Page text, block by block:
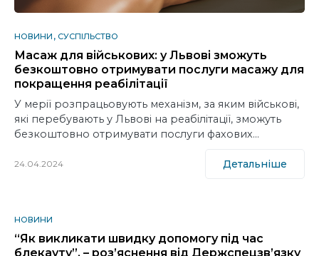
НОВИНИ СУСПІЛЬСТВО
Масаж для військових: у Львові зможуть
безкоштовно отримувати послуги масажу для
покращення реабілітації
У мерії розпрацьовують механізм, за яким військові,
які перебувають у Львові на реабілітації, зможуть
безкоштовно отримувати послуги фахових…
24.04.2024 Детальніше
НОВИНИ
“Як викликати швидку допомогу під час
блекауту”, – роз’яснення від Держспецзв’язку